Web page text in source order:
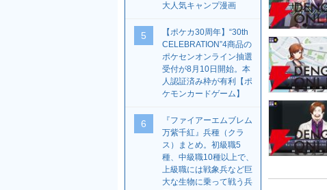
大人気キャンプ漫画
5
【ポケカ30周年】“30th
CELEBRATION”4商品の
ポケセンオンライン抽選
受付が8月10日開始。本
人認証済み枠が有利【ポ
ケモンカードゲーム】
6
『ファイアーエムブレム
万紫千紅』兵種（クラ
ス）まとめ。初級職5
種、中級職10種以上で、
上級職には戦象兵など巨
大な生物に乗って戦う兵